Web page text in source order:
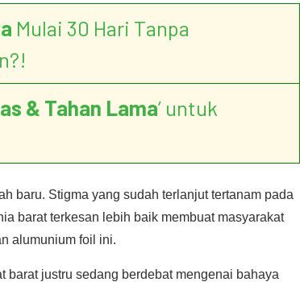
Mulai 30 Hari Tanpa
& Tahan Lama’ untuk
baru. Stigma yang sudah terlanjut tertanam pada
barat terkesan lebih baik membuat masyarakat
alumunium foil ini.
barat justru sedang berdebat mengenai bahaya